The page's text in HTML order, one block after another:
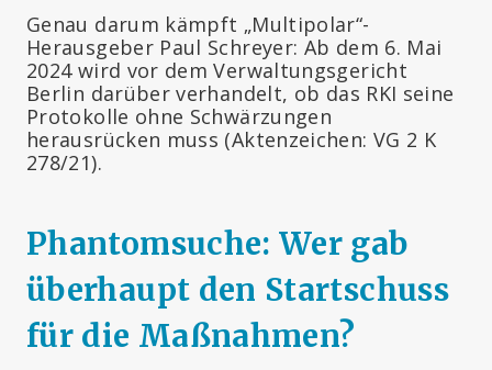
Genau darum kämpft „Multipolar“-
Herausgeber Paul Schreyer: Ab dem 6. Mai
2024 wird vor dem Verwaltungsgericht
Berlin darüber verhandelt, ob das RKI seine
Protokolle ohne Schwärzungen
herausrücken muss (Aktenzeichen: VG 2 K
278/21).
Phantomsuche: Wer gab
überhaupt den Startschuss
für die Maßnahmen?